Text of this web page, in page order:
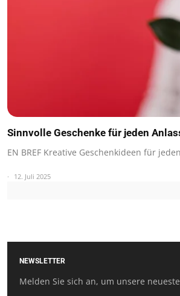
Sinnvolle Geschenke für jeden
EN BREF Kreative Geschenkideen für
12. Juli 2025
NEWSLETTER
Melden Sie sich an, um unsere